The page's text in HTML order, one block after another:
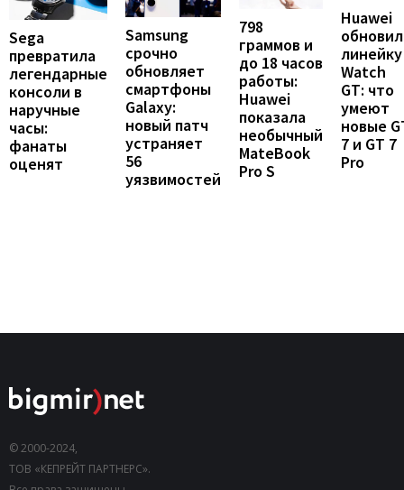
Sega
превратила
легендарные
консоли в
наручные
часы:
фанаты
оценят
Samsung
срочно
обновляет
смартфоны
Galaxy:
новый патч
устраняет
56
уязвимостей
798
граммов и
до 18 часов
работы:
Huawei
показала
необычный
MateBook
Pro S
Huawei
линейку
Watch
GT: что
умеют
новые
7 и GT 7
Pro
© 2000-2024,
ТОВ «КЕПРЕЙТ ПАРТНЕРС».